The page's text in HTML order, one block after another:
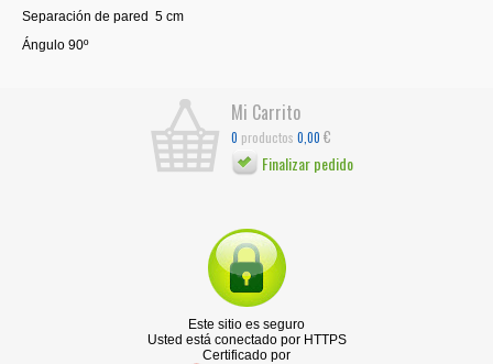
Separación de pared 5 cm
Ángulo 90º
Mi Carrito
0 productos 0,00 €
Finalizar pedido
Este sitio es seguro
Usted está conectado por HTTPS
Certificado por